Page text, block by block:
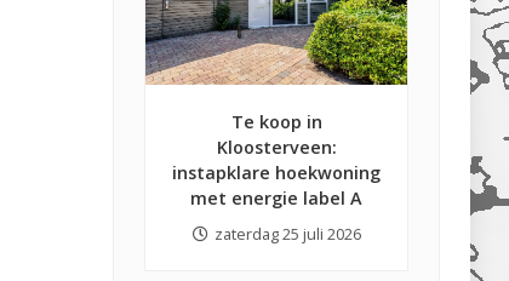
Te koop in
Kloosterveen:
instapklare hoekwoning
met energie label A
zaterdag 25 juli 2026